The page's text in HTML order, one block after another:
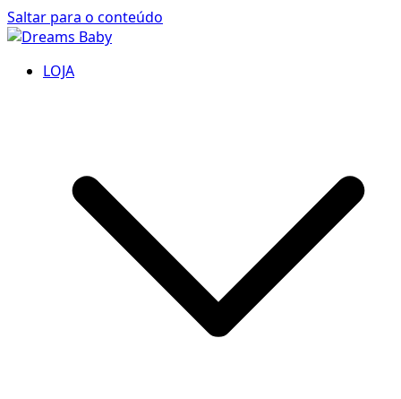
Saltar para o conteúdo
Dreams Baby
LOJA